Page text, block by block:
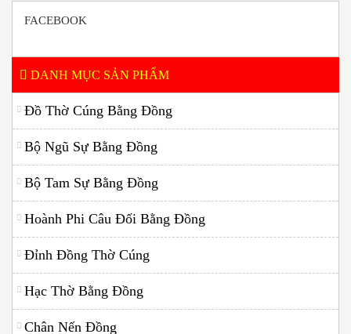
FACEBOOK
DANH MỤC SẢN PHẨM
Đồ Thờ Cúng Bằng Đồng
Bộ Ngũ Sự Bằng Đồng
Bộ Tam Sự Bằng Đồng
Hoành Phi Câu Đối Bằng Đồng
Đỉnh Đồng Thờ Cúng
Hạc Thờ Bằng Đồng
Chân Nến Đồng